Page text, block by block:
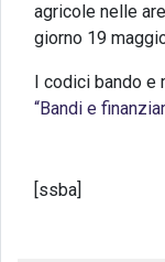
agricole nelle
giorno 19
I codici bando
“Bandi e
[ssba]